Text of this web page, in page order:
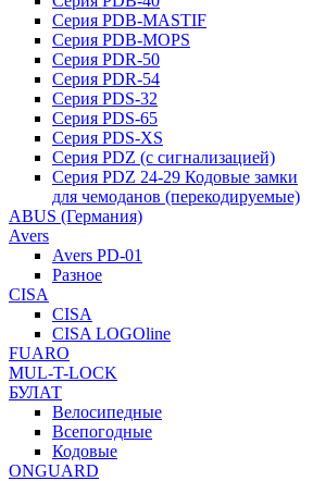
Серия PDB-MASTIF
Серия PDB-MOPS
Серия PDR-50
Серия PDR-54
Серия PDS-32
Серия PDS-65
Серия PDS-XS
Серия PDZ (с сигнализацией)
Серия PDZ 24-29 Кодовые замки
для чемоданов (перекодируемые)
ABUS (Германия)
Avers
Avers PD-01
Разное
CISA
CISA
CISA LOGOline
FUARO
MUL-T-LOCK
БУЛАТ
Велосипедные
Всепогодные
Кодовые
ONGUARD